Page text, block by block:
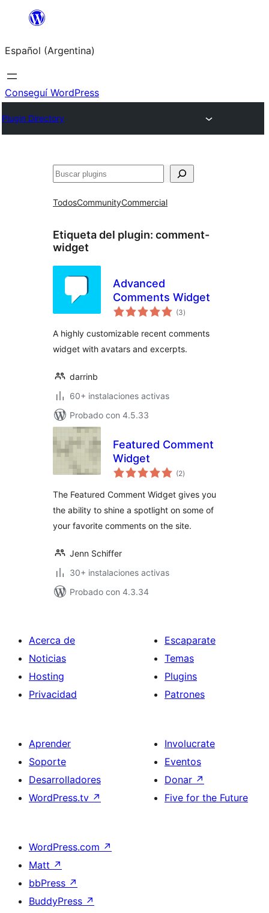
Saltar
contenido
Español (Argentina)
Conseguí WordPress
Plugin Directory
Buscar
TodosCommunityCommercial
Etiqueta del plugin: comment-
widget
Advanced
Comments Widget
(3total
de
)
A highly customizable recent comments
widget with avatars and excerpts.
darrinb
60+ instalaciones activas
Probado con 4.5.33
Featured Comment
Widget
(2total
de
)
The Featured Comment Widget gives you
the ability to shine a spotlight on some of
your favorite comments on the site.
Jenn Schiffer
30+ instalaciones activas
Probado con 4.3.34
Acerca de
Noticias
Hosting
Privacidad
Escaparate
Temas
Plugins
Patrones
Aprender
Soporte
Desarrolladores
WordPress.tv ↗
Involucrate
Eventos
Donar ↗
Five for the Future
WordPress.com ↗
Matt ↗
bbPress ↗
BuddyPress ↗